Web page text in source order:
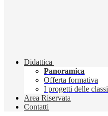
Didattica
Panoramica
Offerta formativa
I progetti delle classi
Area Riservata
Contatti